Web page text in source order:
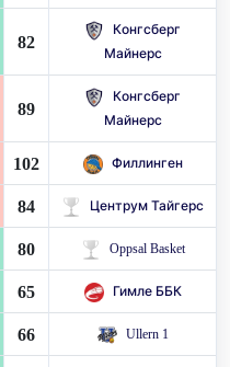
82
Конгсберг
Майнерс
89
Конгсберг
Майнерс
102 Филлинген
84 Центрум Тайгерс
80 Oppsal Basket
65 Гимле ББК
66 Ullern 1